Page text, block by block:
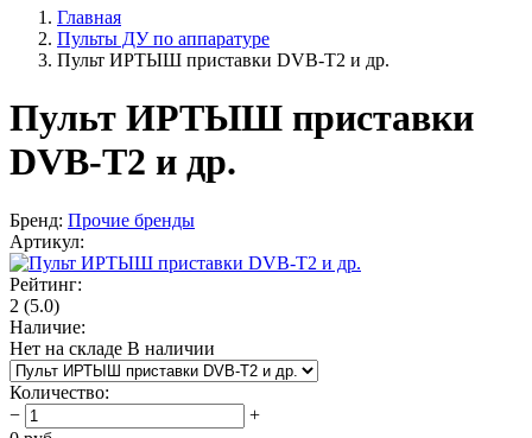
Главная
Пульты ДУ по аппаратуре
Пульт ИРТЫШ приставки DVB-T2 и др.
Пульт ИРТЫШ приставки
DVB-T2 и др.
Бренд: Прочие бренды
Артикул:
Рейтинг:
2 (5.0)
Наличие:
Нет на складе В наличии
Количество:
−
+